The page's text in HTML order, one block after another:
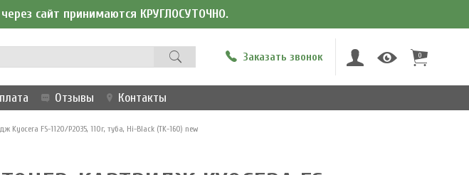
сайт принимаются КРУГЛОСУТОЧНО.
Заказать звонок 0
Отзывы Контакты
Kyocera FS-1120/P2035, 110г, туба, Hi-Black (TK-160) new